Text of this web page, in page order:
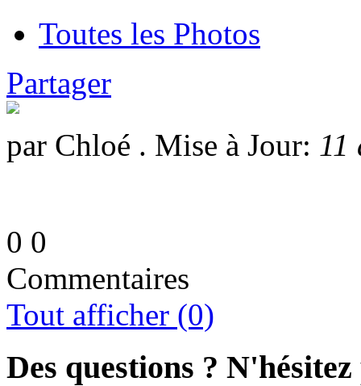
Toutes les Photos
Partager
par Chloé . Mise à Jour: 11
0 0
Commentaires
Tout afficher (0)
Des questions ?